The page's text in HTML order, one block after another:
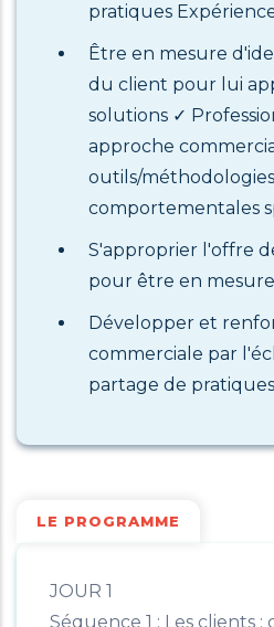
pratiques
Être en mesure
du client pour lui
solutions ✓
approche
outils/
comportementales
S'approprier l'offre
pour être en
Développer et
commerciale par
partage de pratiques
LE PROGRAMME
JOUR 1
Séquence 1 : Les clients :